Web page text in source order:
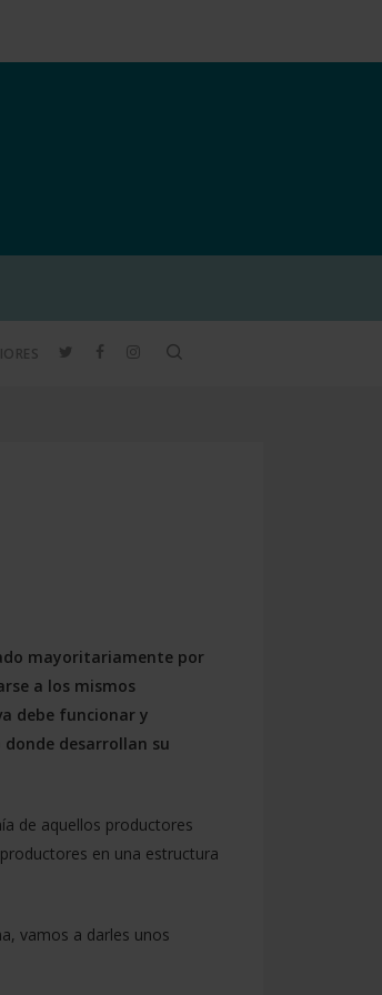
TWITTERFACEBOOKINSTAGRAM
mayoritariamente por
a los mismos
debe funcionar y
desarrollan su
de aquellos productores
en una estructura
vamos a darles unos